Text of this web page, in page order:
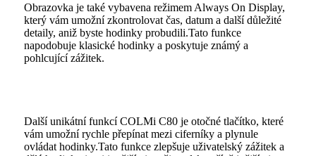
Obrazovka je také vybavena režimem Always On Display,
který vám umožní zkontrolovat čas, datum a další důležité
detaily, aniž byste hodinky probudili.Tato funkce
napodobuje klasické hodinky a poskytuje známý a
pohlcující zážitek.
Další unikátní funkcí COLMi C80 je otočné tlačítko, které
vám umožní rychle přepínat mezi ciferníky a plynule
ovládat hodinky.Tato funkce zlepšuje uživatelský zážitek a